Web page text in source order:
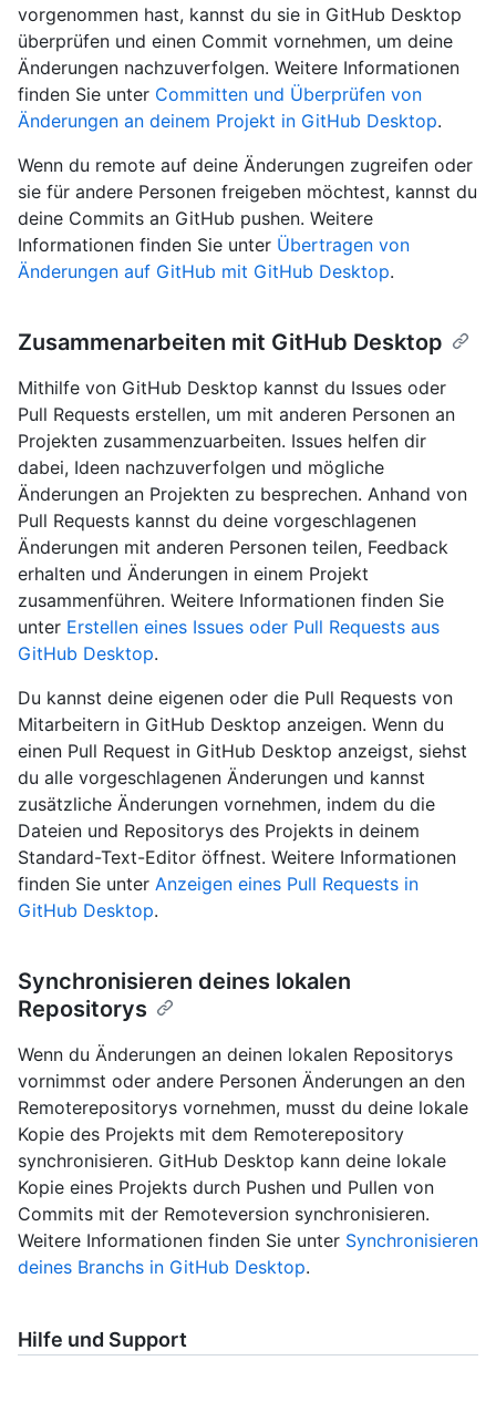
vorgenommen hast, kannst du sie in GitHub Desktop
überprüfen und einen Commit vornehmen, um deine
Änderungen nachzuverfolgen. Weitere Informationen
finden Sie unter Committen und Überprüfen von
Änderungen an deinem Projekt in GitHub Desktop.
Wenn du remote auf deine Änderungen zugreifen oder
sie für andere Personen freigeben möchtest, kannst du
deine Commits an GitHub pushen. Weitere
Informationen finden Sie unter Übertragen von
Änderungen auf GitHub mit GitHub Desktop.
Zusammenarbeiten mit GitHub Desktop
Mithilfe von GitHub Desktop kannst du Issues oder
Pull Requests erstellen, um mit anderen Personen an
Projekten zusammenzuarbeiten. Issues helfen dir
dabei, Ideen nachzuverfolgen und mögliche
Änderungen an Projekten zu besprechen. Anhand von
Pull Requests kannst du deine vorgeschlagenen
Änderungen mit anderen Personen teilen, Feedback
erhalten und Änderungen in einem Projekt
zusammenführen. Weitere Informationen finden Sie
unter Erstellen eines Issues oder Pull Requests aus
GitHub Desktop.
Du kannst deine eigenen oder die Pull Requests von
Mitarbeitern in GitHub Desktop anzeigen. Wenn du
einen Pull Request in GitHub Desktop anzeigst, siehst
du alle vorgeschlagenen Änderungen und kannst
zusätzliche Änderungen vornehmen, indem du die
Dateien und Repositorys des Projekts in deinem
Standard-Text-Editor öffnest. Weitere Informationen
finden Sie unter Anzeigen eines Pull Requests in
GitHub Desktop.
Synchronisieren deines lokalen
Repositorys
Wenn du Änderungen an deinen lokalen Repositorys
vornimmst oder andere Personen Änderungen an den
Remoterepositorys vornehmen, musst du deine lokale
Kopie des Projekts mit dem Remoterepository
synchronisieren. GitHub Desktop kann deine lokale
Kopie eines Projekts durch Pushen und Pullen von
Commits mit der Remoteversion synchronisieren.
Weitere Informationen finden Sie unter Synchronisieren
deines Branchs in GitHub Desktop.
Hilfe und Support